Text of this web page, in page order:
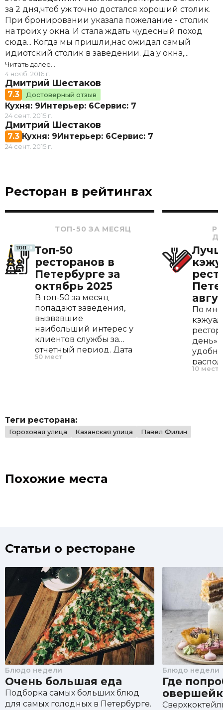
за 2 дня,чтоб уж точно достался хороший столик.
При бронировании указала пожелание - столик
на троих у окна. И стала ждать чудесный поход
сюда... Когда мы пришли,нас ожидал самый
идиотский столик в заведении. Да у окна,...
Читать далее…
4 нояб. 2016 г.
Дмитрий Шестаков
7.3 Достоверный отзыв
Кухня: 9Интерьер: 6Сервис: 7
24 сент. 2015 г.
Дмитрий Шестаков
7.3 Кухня: 9Интерьер: 6Сервис: 7
24 сент. 2015 г.
Ресторан в рейтингах
ТОП-50 ЗА МЕСЯЦ
Топ-50
ресторанов в
Петербурге за
октябрь 2025
В топ-50 за месяц
попадают заведения,
вызвавшие
наибольший интерес у
клиентов службы за
отчетный период. Дата
открытия, меню и
50 мест
По
день»
пешей
10 мест
Теги ресторана:
Гороховая улица Казанская улица Павел Филин
Похожие места
Статьи о ресторане
Блюдо недели
Очень большая еда
Подборка самых больших блюд
для самых голодных в Петербурге.
Блюдо недели
Где
овершейк